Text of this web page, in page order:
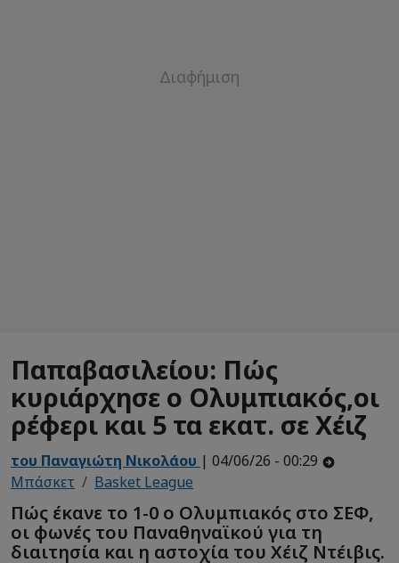
Παπαβασιλείου: Πώς
κυριάρχησε ο Ολυμπιακός,οι
ρέφερι και 5 τα εκατ. σε Χέιζ
του Παναγιώτη Νικολάου | 04/06/26 - 00:29
Μπάσκετ
Basket League
Πώς έκανε το 1-0 ο Ολυμπιακός στο ΣΕΦ,
οι φωνές του Παναθηναϊκού για τη
διαιτησία και η αστοχία του Χέιζ Ντέιβις.